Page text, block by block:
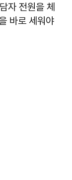
자 전원을 체
바로 세워야